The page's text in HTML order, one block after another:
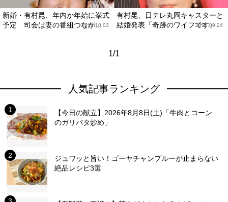
新婚・有村昆、年内か年始に挙式
予定 司会は妻の番組つなが...
2012.10.03
有村昆、日テレ丸岡キャスターと
結婚発表「奇跡のワイフです」
2012.09.24
1/1
人気記事ランキング
【今日の献立】2026年8月8日(土)「牛肉とコーン
のガリバタ炒め」
ジュワッと旨い！ゴーヤチャンプルーが止まらない
絶品レシピ3選